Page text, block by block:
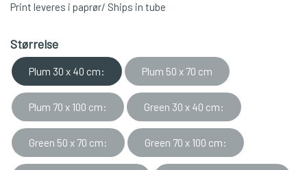
Print leveres i paprør/ Ships in tube
Størrelse
Plum 30 x 40 cm: Plum 50 x 70 cm
Plum 70 x 100 cm: Green 30 x 40 cm:
Green 50 x 70 cm: Green 70 x 100 cm: